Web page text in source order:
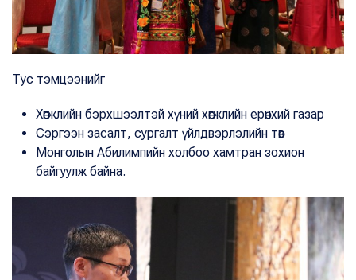
Тус тэмцээнийг
Хөгжлийн бэрхшээлтэй хүний хөгжлийн ерөнхий газар
Сэргээн засалт, сургалт үйлдвэрлэлийн төв
Монголын Абилимпийн холбоо хамтран зохион
байгуулж байна.